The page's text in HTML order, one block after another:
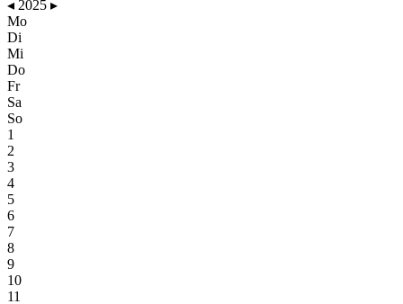
◂ 2025 ▸
Mo
Di
Mi
Do
Fr
Sa
So
1
2
3
4
5
6
7
8
9
10
11